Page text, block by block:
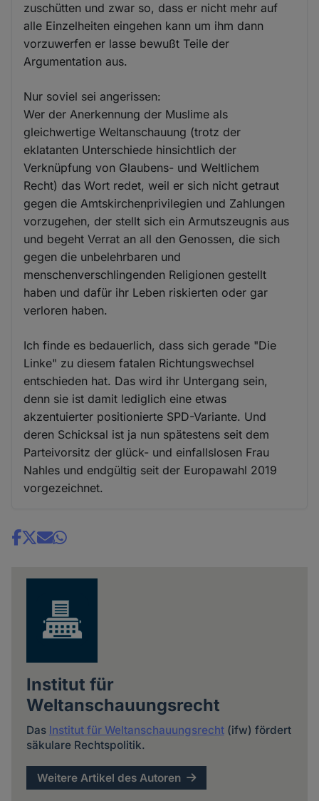
zuschütten und zwar so, dass er nicht mehr auf
alle Einzelheiten eingehen kann um ihm dann
vorzuwerfen er lasse bewußt Teile der
Argumentation aus.
Nur soviel sei angerissen:
Wer der Anerkennung der Muslime als
gleichwertige Weltanschauung (trotz der
eklatanten Unterschiede hinsichtlich der
Verknüpfung von Glaubens- und Weltlichem
Recht) das Wort redet, weil er sich nicht getraut
gegen die Amtskirchenprivilegien und Zahlungen
vorzugehen, der stellt sich ein Armutszeugnis aus
und begeht Verrat an all den Genossen, die sich
gegen die unbelehrbaren und
menschenverschlingenden Religionen gestellt
haben und dafür ihr Leben riskierten oder gar
verloren haben.
Ich finde es bedauerlich, dass sich gerade "Die
Linke" zu diesem fatalen Richtungswechsel
entschieden hat. Das wird ihr Untergang sein,
denn sie ist damit lediglich eine etwas
akzentuierter positionierte SPD-Variante. Und
deren Schicksal ist ja nun spätestens seit dem
Parteivorsitz der glück- und einfallslosen Frau
Nahles und endgültig seit der Europawahl 2019
vorgezeichnet.
Share
Institut für
Weltanschauungsrecht
Das Institut für Weltanschauungsrecht(ifw) fördert
säkulare Rechtspolitik.
Weitere Artikel des Autoren